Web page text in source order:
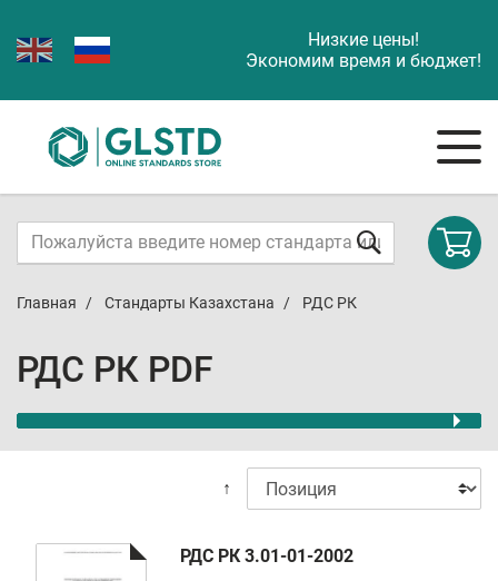
Низкие цены!
Экономим время и бюджет!
Главная Стандарты Казахстана РДС РК
РДС РК PDF
↑
РДС РК 3.01-01-2002